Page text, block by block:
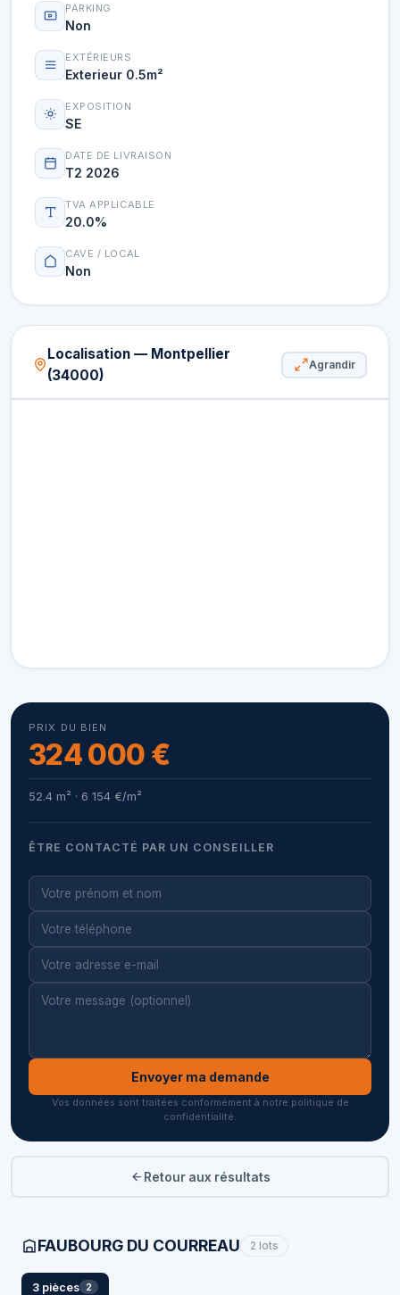
PARKING
Non
EXTÉRIEURS
Exterieur 0.5m²
EXPOSITION
SE
DATE DE LIVRAISON
T2 2026
TVA APPLICABLE
20.0%
CAVE / LOCAL
Non
Localisation — Montpellier
(34000)
Agrandir
PRIX DU BIEN
324 000 €
52.4 m² · 6 154 €/m²
ÊTRE CONTACTÉ PAR UN CONSEILLER
Envoyer ma demande
Vos données sont traitées conformément à notre politique de
confidentialité.
Retour aux résultats
FAUBOURG DU COURREAU 2 lots
3 pièces 2